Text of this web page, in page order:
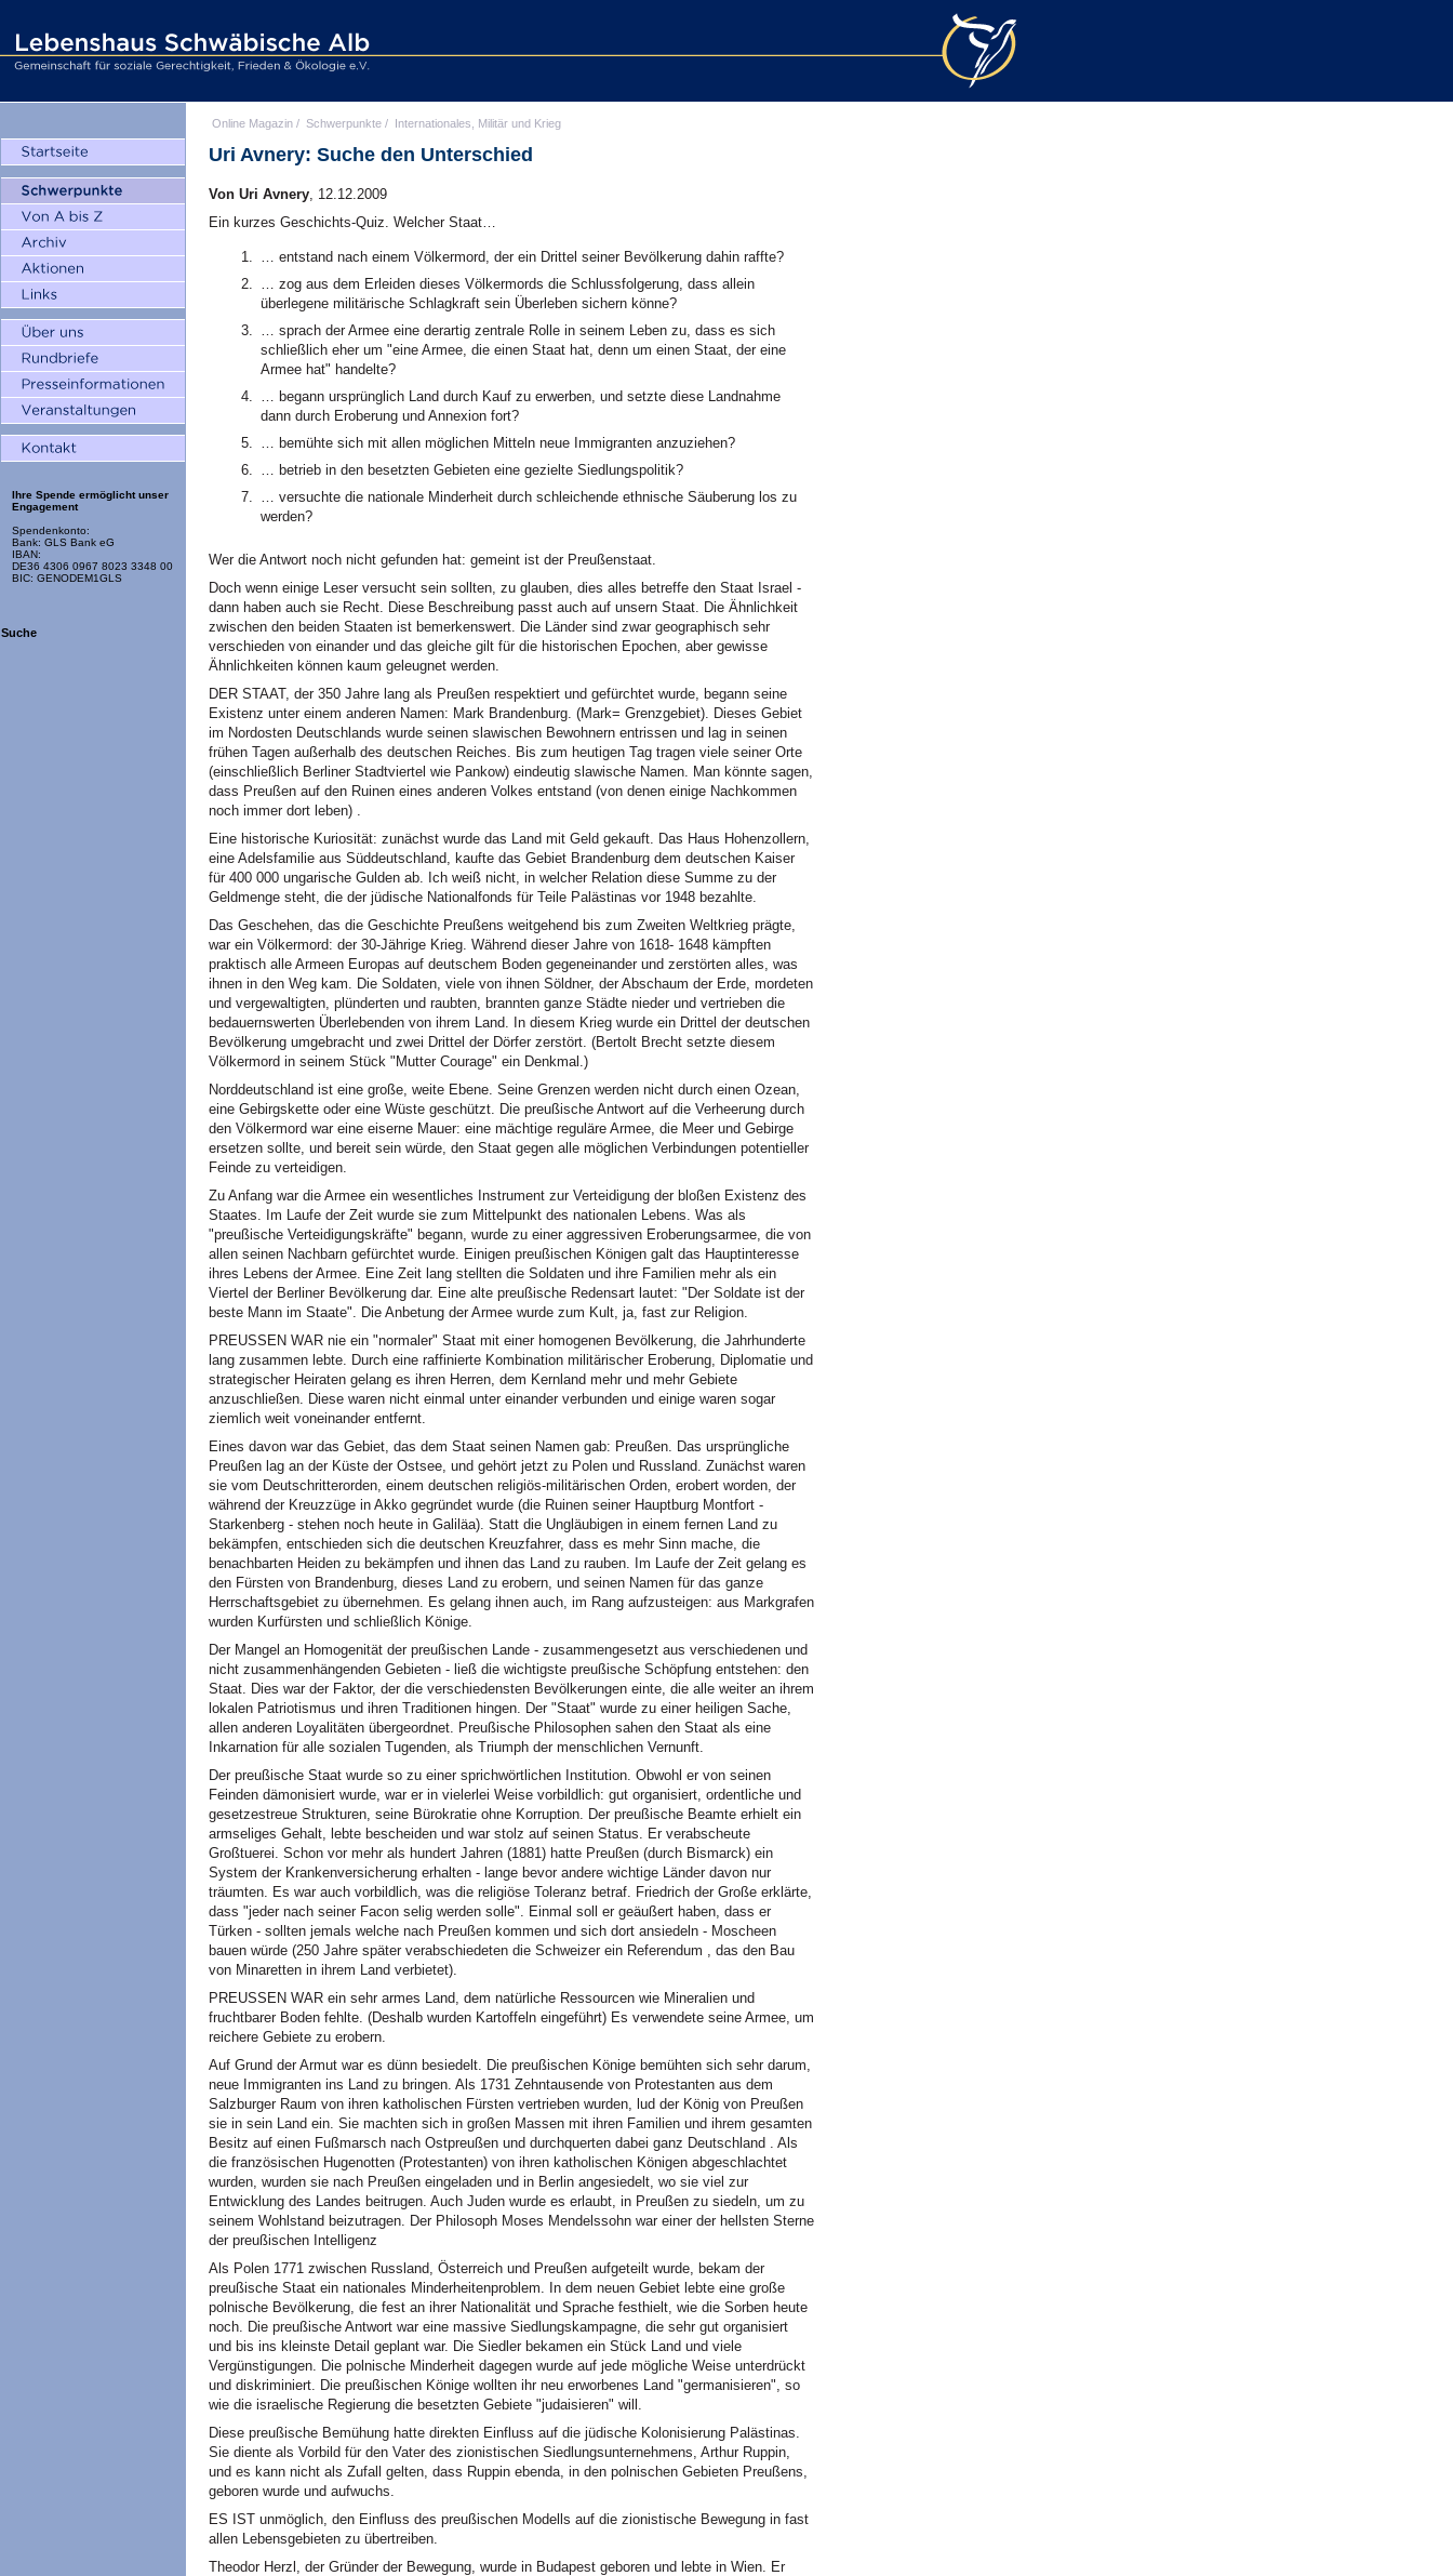
Ihre Spende ermöglicht unser
Engagement
Spendenkonto:
Bank: GLS Bank eG
IBAN:
DE36 4306 0967 8023 3348 00
BIC: GENODEM1GLS
Suche
Online Magazin / Schwerpunkte / Internationales, Militär und Krieg
Uri Avnery: Suche den Unterschied
Von Uri Avnery, 12.12.2009
Ein kurzes Geschichts-Quiz. Welcher Staat…
… entstand nach einem Völkermord, der ein Drittel seiner Bevölkerung dahin raffte?
… zog aus dem Erleiden dieses Völkermords die Schlussfolgerung, dass allein
überlegene militärische Schlagkraft sein Überleben sichern könne?
… sprach der Armee eine derartig zentrale Rolle in seinem Leben zu, dass es sich
schließlich eher um "eine Armee, die einen Staat hat, denn um einen Staat, der eine
Armee hat" handelte?
… begann ursprünglich Land durch Kauf zu erwerben, und setzte diese Landnahme
dann durch Eroberung und Annexion fort?
… bemühte sich mit allen möglichen Mitteln neue Immigranten anzuziehen?
… betrieb in den besetzten Gebieten eine gezielte Siedlungspolitik?
… versuchte die nationale Minderheit durch schleichende ethnische Säuberung los zu
werden?
Wer die Antwort noch nicht gefunden hat: gemeint ist der Preußenstaat.
Doch wenn einige Leser versucht sein sollten, zu glauben, dies alles betreffe den Staat Israel -
dann haben auch sie Recht. Diese Beschreibung passt auch auf unsern Staat. Die Ähnlichkeit
zwischen den beiden Staaten ist bemerkenswert. Die Länder sind zwar geographisch sehr
verschieden von einander und das gleiche gilt für die historischen Epochen, aber gewisse
Ähnlichkeiten können kaum geleugnet werden.
DER STAAT, der 350 Jahre lang als Preußen respektiert und gefürchtet wurde, begann seine
Existenz unter einem anderen Namen: Mark Brandenburg. (Mark= Grenzgebiet). Dieses Gebiet
im Nordosten Deutschlands wurde seinen slawischen Bewohnern entrissen und lag in seinen
frühen Tagen außerhalb des deutschen Reiches. Bis zum heutigen Tag tragen viele seiner Orte
(einschließlich Berliner Stadtviertel wie Pankow) eindeutig slawische Namen. Man könnte sagen,
dass Preußen auf den Ruinen eines anderen Volkes entstand (von denen einige Nachkommen
noch immer dort leben) .
Eine historische Kuriosität: zunächst wurde das Land mit Geld gekauft. Das Haus Hohenzollern,
eine Adelsfamilie aus Süddeutschland, kaufte das Gebiet Brandenburg dem deutschen Kaiser
für 400 000 ungarische Gulden ab. Ich weiß nicht, in welcher Relation diese Summe zu der
Geldmenge steht, die der jüdische Nationalfonds für Teile Palästinas vor 1948 bezahlte.
Das Geschehen, das die Geschichte Preußens weitgehend bis zum Zweiten Weltkrieg prägte,
war ein Völkermord: der 30-Jährige Krieg. Während dieser Jahre von 1618- 1648 kämpften
praktisch alle Armeen Europas auf deutschem Boden gegeneinander und zerstörten alles, was
ihnen in den Weg kam. Die Soldaten, viele von ihnen Söldner, der Abschaum der Erde, mordeten
und vergewaltigten, plünderten und raubten, brannten ganze Städte nieder und vertrieben die
bedauernswerten Überlebenden von ihrem Land. In diesem Krieg wurde ein Drittel der deutschen
Bevölkerung umgebracht und zwei Drittel der Dörfer zerstört. (Bertolt Brecht setzte diesem
Völkermord in seinem Stück "Mutter Courage" ein Denkmal.)
Norddeutschland ist eine große, weite Ebene. Seine Grenzen werden nicht durch einen Ozean,
eine Gebirgskette oder eine Wüste geschützt. Die preußische Antwort auf die Verheerung durch
den Völkermord war eine eiserne Mauer: eine mächtige reguläre Armee, die Meer und Gebirge
ersetzen sollte, und bereit sein würde, den Staat gegen alle möglichen Verbindungen potentieller
Feinde zu verteidigen.
Zu Anfang war die Armee ein wesentliches Instrument zur Verteidigung der bloßen Existenz des
Staates. Im Laufe der Zeit wurde sie zum Mittelpunkt des nationalen Lebens. Was als
"preußische Verteidigungskräfte" begann, wurde zu einer aggressiven Eroberungsarmee, die von
allen seinen Nachbarn gefürchtet wurde. Einigen preußischen Königen galt das Hauptinteresse
ihres Lebens der Armee. Eine Zeit lang stellten die Soldaten und ihre Familien mehr als ein
Viertel der Berliner Bevölkerung dar. Eine alte preußische Redensart lautet: "Der Soldate ist der
beste Mann im Staate". Die Anbetung der Armee wurde zum Kult, ja, fast zur Religion.
PREUSSEN WAR nie ein "normaler" Staat mit einer homogenen Bevölkerung, die Jahrhunderte
lang zusammen lebte. Durch eine raffinierte Kombination militärischer Eroberung, Diplomatie und
strategischer Heiraten gelang es ihren Herren, dem Kernland mehr und mehr Gebiete
anzuschließen. Diese waren nicht einmal unter einander verbunden und einige waren sogar
ziemlich weit voneinander entfernt.
Eines davon war das Gebiet, das dem Staat seinen Namen gab: Preußen. Das ursprüngliche
Preußen lag an der Küste der Ostsee, und gehört jetzt zu Polen und Russland. Zunächst waren
sie vom Deutschritterorden, einem deutschen religiös-militärischen Orden, erobert worden, der
während der Kreuzzüge in Akko gegründet wurde (die Ruinen seiner Hauptburg Montfort -
Starkenberg - stehen noch heute in Galiläa). Statt die Ungläubigen in einem fernen Land zu
bekämpfen, entschieden sich die deutschen Kreuzfahrer, dass es mehr Sinn mache, die
benachbarten Heiden zu bekämpfen und ihnen das Land zu rauben. Im Laufe der Zeit gelang es
den Fürsten von Brandenburg, dieses Land zu erobern, und seinen Namen für das ganze
Herrschaftsgebiet zu übernehmen. Es gelang ihnen auch, im Rang aufzusteigen: aus Markgrafen
wurden Kurfürsten und schließlich Könige.
Der Mangel an Homogenität der preußischen Lande - zusammengesetzt aus verschiedenen und
nicht zusammenhängenden Gebieten - ließ die wichtigste preußische Schöpfung entstehen: den
Staat. Dies war der Faktor, der die verschiedensten Bevölkerungen einte, die alle weiter an ihrem
lokalen Patriotismus und ihren Traditionen hingen. Der "Staat" wurde zu einer heiligen Sache,
allen anderen Loyalitäten übergeordnet. Preußische Philosophen sahen den Staat als eine
Inkarnation für alle sozialen Tugenden, als Triumph der menschlichen Vernunft.
Der preußische Staat wurde so zu einer sprichwörtlichen Institution. Obwohl er von seinen
Feinden dämonisiert wurde, war er in vielerlei Weise vorbildlich: gut organisiert, ordentliche und
gesetzestreue Strukturen, seine Bürokratie ohne Korruption. Der preußische Beamte erhielt ein
armseliges Gehalt, lebte bescheiden und war stolz auf seinen Status. Er verabscheute
Großtuerei. Schon vor mehr als hundert Jahren (1881) hatte Preußen (durch Bismarck) ein
System der Krankenversicherung erhalten - lange bevor andere wichtige Länder davon nur
träumten. Es war auch vorbildlich, was die religiöse Toleranz betraf. Friedrich der Große erklärte,
dass "jeder nach seiner Facon selig werden solle". Einmal soll er geäußert haben, dass er
Türken - sollten jemals welche nach Preußen kommen und sich dort ansiedeln - Moscheen
bauen würde (250 Jahre später verabschiedeten die Schweizer ein Referendum , das den Bau
von Minaretten in ihrem Land verbietet).
PREUSSEN WAR ein sehr armes Land, dem natürliche Ressourcen wie Mineralien und
fruchtbarer Boden fehlte. (Deshalb wurden Kartoffeln eingeführt) Es verwendete seine Armee, um
reichere Gebiete zu erobern.
Auf Grund der Armut war es dünn besiedelt. Die preußischen Könige bemühten sich sehr darum,
neue Immigranten ins Land zu bringen. Als 1731 Zehntausende von Protestanten aus dem
Salzburger Raum von ihren katholischen Fürsten vertrieben wurden, lud der König von Preußen
sie in sein Land ein. Sie machten sich in großen Massen mit ihren Familien und ihrem gesamten
Besitz auf einen Fußmarsch nach Ostpreußen und durchquerten dabei ganz Deutschland . Als
die französischen Hugenotten (Protestanten) von ihren katholischen Königen abgeschlachtet
wurden, wurden sie nach Preußen eingeladen und in Berlin angesiedelt, wo sie viel zur
Entwicklung des Landes beitrugen. Auch Juden wurde es erlaubt, in Preußen zu siedeln, um zu
seinem Wohlstand beizutragen. Der Philosoph Moses Mendelssohn war einer der hellsten Sterne
der preußischen Intelligenz
Als Polen 1771 zwischen Russland, Österreich und Preußen aufgeteilt wurde, bekam der
preußische Staat ein nationales Minderheitenproblem. In dem neuen Gebiet lebte eine große
polnische Bevölkerung, die fest an ihrer Nationalität und Sprache festhielt, wie die Sorben heute
noch. Die preußische Antwort war eine massive Siedlungskampagne, die sehr gut organisiert
und bis ins kleinste Detail geplant war. Die Siedler bekamen ein Stück Land und viele
Vergünstigungen. Die polnische Minderheit dagegen wurde auf jede mögliche Weise unterdrückt
und diskriminiert. Die preußischen Könige wollten ihr neu erworbenes Land "germanisieren", so
wie die israelische Regierung die besetzten Gebiete "judaisieren" will.
Diese preußische Bemühung hatte direkten Einfluss auf die jüdische Kolonisierung Palästinas.
Sie diente als Vorbild für den Vater des zionistischen Siedlungsunternehmens, Arthur Ruppin,
und es kann nicht als Zufall gelten, dass Ruppin ebenda, in den polnischen Gebieten Preußens,
geboren wurde und aufwuchs.
ES IST unmöglich, den Einfluss des preußischen Modells auf die zionistische Bewegung in fast
allen Lebensgebieten zu übertreiben.
Theodor Herzl, der Gründer der Bewegung, wurde in Budapest geboren und lebte in Wien. Er